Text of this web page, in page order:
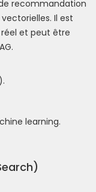
recommandation
Il est
et peut être
learning.